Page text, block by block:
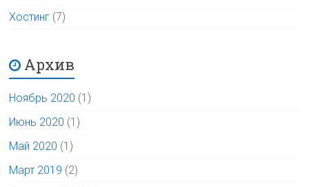
Хостинг (7)
Архив
Ноябрь 2020 (1)
Июнь 2020 (1)
Май 2020 (1)
Март 2019 (2)